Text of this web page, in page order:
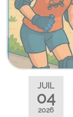
JUIL
04
2026